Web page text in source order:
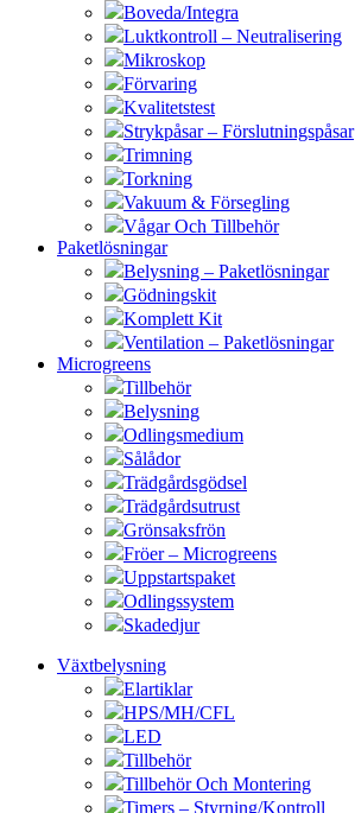
Boveda/Integra
Luktkontroll – Neutralisering
Mikroskop
Förvaring
Kvalitetstest
Strykpåsar – Förslutningspåsar
Trimning
Torkning
Vakuum & Försegling
Vågar Och Tillbehör
Paketlösningar
Belysning – Paketlösningar
Gödningskit
Komplett Kit
Ventilation – Paketlösningar
Microgreens
Tillbehör
Belysning
Odlingsmedium
Sålådor
Trädgårdsgödsel
Trädgårdsutrust
Grönsaksfrön
Fröer – Microgreens
Uppstartspaket
Odlingssystem
Skadedjur
Växtbelysning
Elartiklar
HPS/MH/CFL
LED
Tillbehör
Tillbehör Och Montering
Timers – Styrning/Kontroll